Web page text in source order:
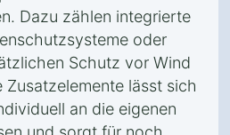
Dazu zählen integrierte
oder
Schutz vor Wind
Zusatzelemente lässt sich
an die eigenen